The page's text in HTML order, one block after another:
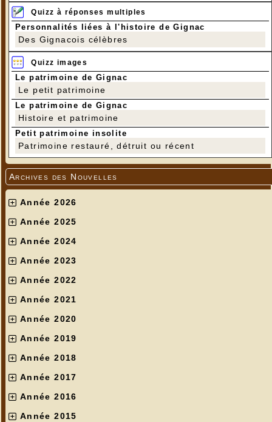
Quizz à réponses multiples
Personnalités liées à l'histoire de Gignac
Des Gignacois célèbres
Quizz images
Le patrimoine de Gignac
Le petit patrimoine
Le patrimoine de Gignac
Histoire et patrimoine
Petit patrimoine insolite
Patrimoine restauré, détruit ou récent
Archives des Nouvelles
Année 2026
Année 2025
Année 2024
Année 2023
Année 2022
Année 2021
Année 2020
Année 2019
Année 2018
Année 2017
Année 2016
Année 2015